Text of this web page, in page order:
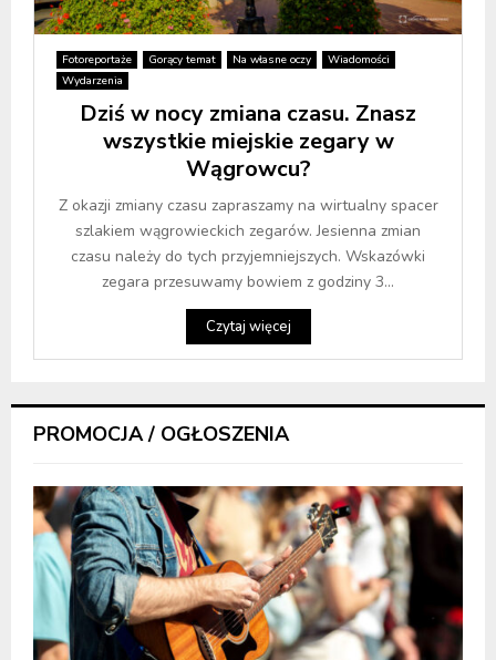
Fotoreportaże Gorący temat Na własne oczy
Wiadomości
Wydarzenia
Dziś w nocy zmiana czasu. Znasz
wszystkie miejskie zegary w
Wągrowcu?
Z okazji zmiany czasu zapraszamy na wirtualny spacer
szlakiem wągrowieckich zegarów. Jesienna zmian
czasu należy do tych przyjemniejszych. Wskazówki
zegara przesuwamy bowiem z godziny 3...
Czytaj więcej
PROMOCJA / OGŁOSZENIA